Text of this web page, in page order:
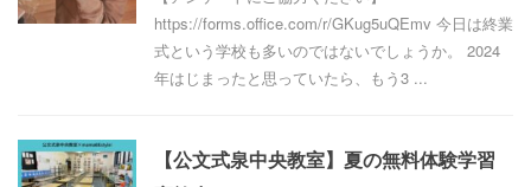
https://forms.office.com/r/GKug5uQEmv 今日は終業
式という学校も多いのではないでしょうか。 2024
年はじまったと思っていたら、もう3 ...
【公文式泉中央教室】夏の無料体験学習